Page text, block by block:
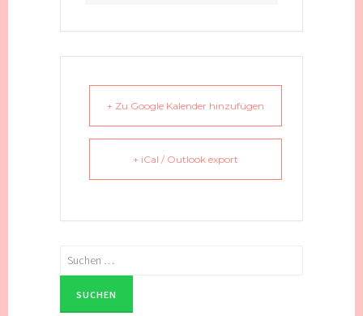
+ Zu Google Kalender hinzufügen
+ iCal / Outlook export
Suchen
nach: